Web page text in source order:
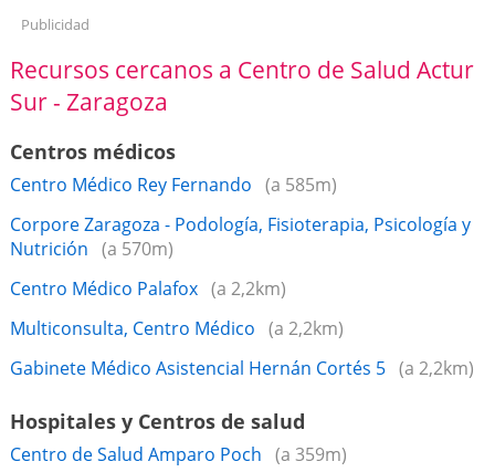
Publicidad
Recursos cercanos a Centro de Salud Actur
Sur - Zaragoza
Centros médicos
Centro Médico Rey Fernando (a 585m)
Corpore Zaragoza - Podología, Fisioterapia, Psicología y
Nutrición (a 570m)
Centro Médico Palafox (a 2,2km)
Multiconsulta, Centro Médico (a 2,2km)
Gabinete Médico Asistencial Hernán Cortés 5 (a 2,2km)
Hospitales y Centros de salud
Centro de Salud Amparo Poch (a 359m)